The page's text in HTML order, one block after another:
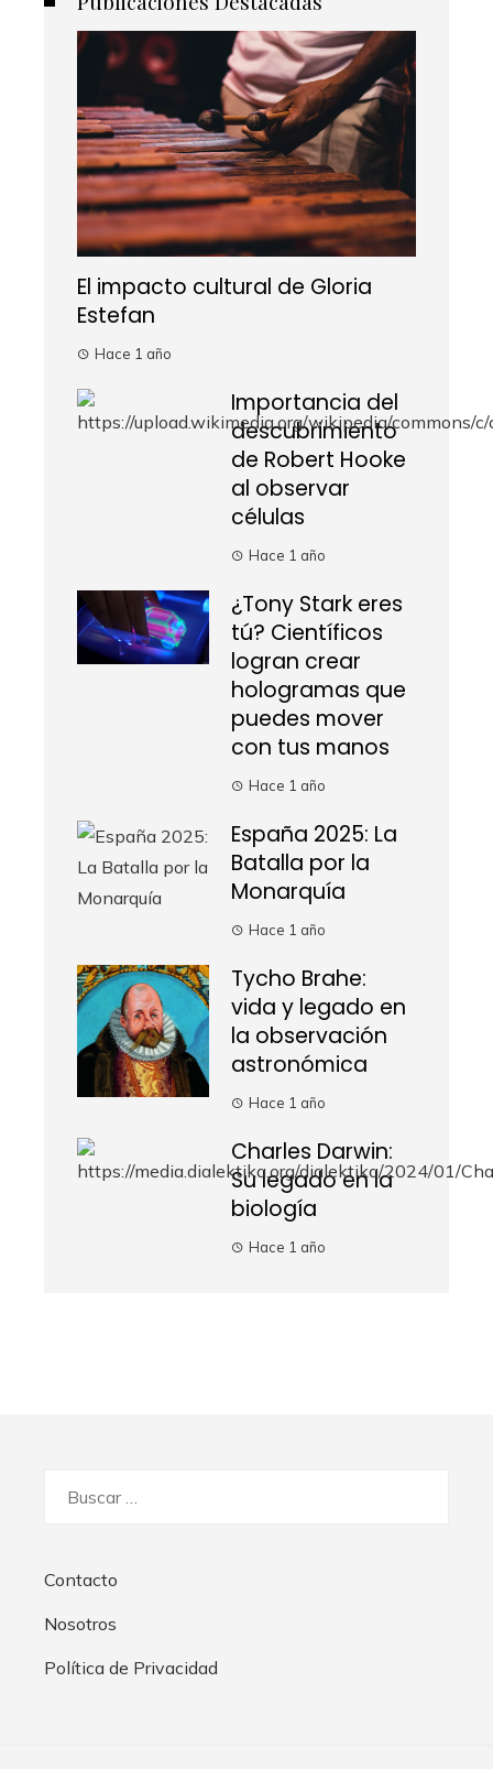
El impacto cultural de Gloria
Estefan
Hace 1 año
Importancia del
descubrimiento
de Robert Hooke
al observar
células
Hace 1 año
¿Tony Stark eres
tú? Científicos
logran crear
hologramas que
puedes mover
con tus manos
Hace 1 año
España 2025: La
Batalla por la
Monarquía
Hace 1 año
Tycho Brahe:
vida y legado en
la observación
astronómica
Hace 1 año
Charles Darwin:
Su legado en la
biología
Hace 1 año
Contacto
Nosotros
Política de Privacidad